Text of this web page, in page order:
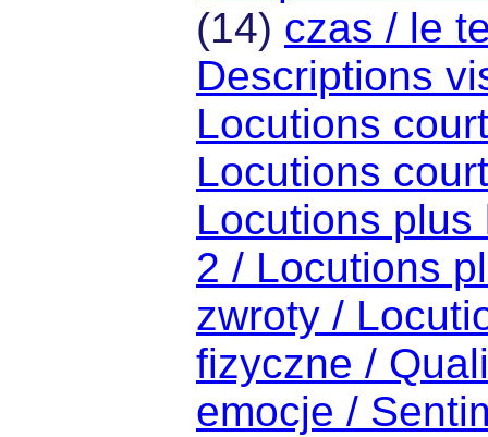
(14) czas / le
Descriptions
Locutions
Locutions
Locutions plus
2 / Locutions
zwroty /
fizyczne /
emocje /